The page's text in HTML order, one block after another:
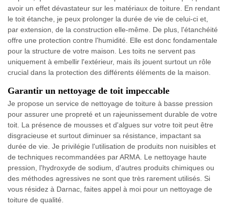
avoir un effet dévastateur sur les matériaux de toiture. En rendant
le toit étanche, je peux prolonger la durée de vie de celui-ci et,
par extension, de la construction elle-même. De plus, l'étanchéité
offre une protection contre l'humidité. Elle est donc fondamentale
pour la structure de votre maison. Les toits ne servent pas
uniquement à embellir l'extérieur, mais ils jouent surtout un rôle
crucial dans la protection des différents éléments de la maison.
Garantir un nettoyage de toit impeccable
Je propose un service de nettoyage de toiture à basse pression
pour assurer une propreté et un rajeunissement durable de votre
toit. La présence de mousses et d'algues sur votre toit peut être
disgracieuse et surtout diminuer sa résistance, impactant sa
durée de vie. Je privilégie l'utilisation de produits non nuisibles et
de techniques recommandées par ARMA. Le nettoyage haute
pression, l'hydroxyde de sodium, d'autres produits chimiques ou
des méthodes agressives ne sont que très rarement utilisés. Si
vous résidez à Darnac, faites appel à moi pour un nettoyage de
toiture de qualité.